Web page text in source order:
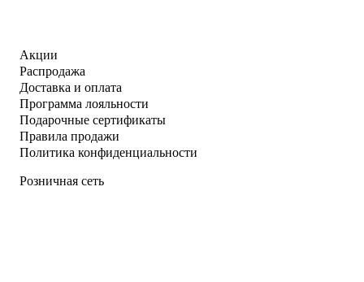
Акции
Распродажа
Доставка и оплата
Программа лояльности
Подарочные сертификаты
Правила продажи
Политика конфиденциальности
Розничная сеть